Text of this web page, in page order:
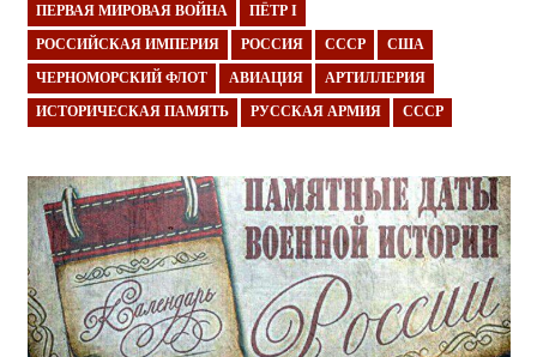
ПЕРВАЯ МИРОВАЯ ВОЙНА ПЁТР I
РОССИЙСКАЯ ИМПЕРИЯ РОССИЯ СССР США
ЧЕРНОМОРСКИЙ ФЛОТ АВИАЦИЯ АРТИЛЛЕРИЯ
ИСТОРИЧЕСКАЯ ПАМЯТЬ РУССКАЯ АРМИЯ СССР